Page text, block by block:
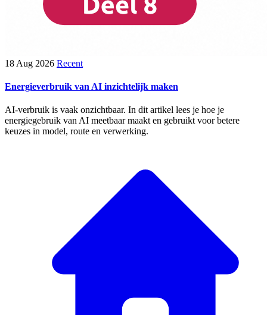
18 Aug 2026 Recent
Energieverbruik van AI inzichtelijk maken
AI-verbruik is vaak onzichtbaar. In dit artikel lees je hoe je
energiegebruik van AI meetbaar maakt en gebruikt voor betere
keuzes in model, route en verwerking.